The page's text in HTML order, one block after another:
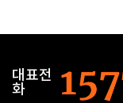
대표전
화